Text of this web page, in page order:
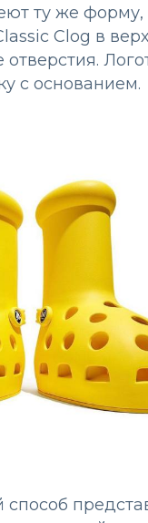
ту же форму,
Clog в
с основанием.
способ